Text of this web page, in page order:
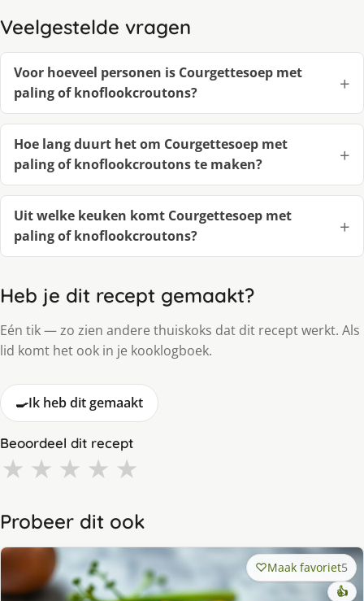
Veelgestelde vragen
Voor hoeveel personen is Courgettesoep met
paling of knoflookcroutons?
Hoe lang duurt het om Courgettesoep met
paling of knoflookcroutons te maken?
Uit welke keuken komt Courgettesoep met
paling of knoflookcroutons?
Heb je dit recept gemaakt?
Eén tik — zo zien andere thuiskoks dat dit recept werkt. Als
lid komt het ook in je kooklogboek.
🍳Ik heb dit gemaakt
Beoordeel dit recept
★ ★ ★ ★ ★
Probeer dit ook
Maak favoriet5
👍